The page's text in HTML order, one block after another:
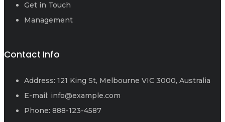
Get in Touch
Management
Contact Info
Address: 121 King St, Melbourne VIC 3000, Australia
E-mail: info@example.com
Phone: 888-123-4587